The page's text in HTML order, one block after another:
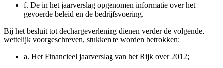
f. De in het jaarverslag opgenomen informatie over het
gevoerde beleid en de bedrijfsvoering.
Bij het besluit tot dechargeverlening dienen verder de volgende,
wettelijk voorgeschreven, stukken te worden betrokken:
a. Het Financieel jaarverslag van het Rijk over 2012;